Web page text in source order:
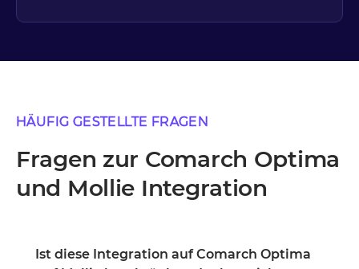
HÄUFIG GESTELLTE FRAGEN
Fragen zur Comarch Optima
und Mollie Integration
Ist diese Integration auf Comarch Optima